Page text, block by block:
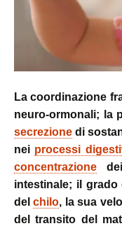
La coordinazione
neuro-ormonali; la
secrezione di
nei processi
concentrazione
intestinale; il
delchilo, la sua
del transito del